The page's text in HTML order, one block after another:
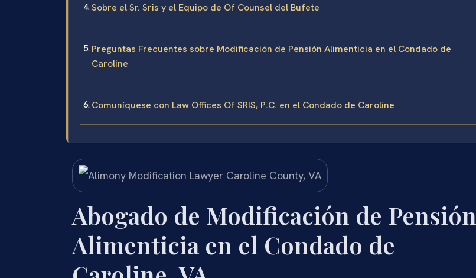
Sobre el Sr. Sris y el Equipo de Of Counsel del Bufete
Preguntas Frecuentes sobre Modificación de Pensión Alimenticia en el Condado de
Caroline
Comuníquese con Law Offices Of SRIS, P.C. en el Condado de Caroline
Abogado de Modificación de Pensión
Alimenticia en el Condado de